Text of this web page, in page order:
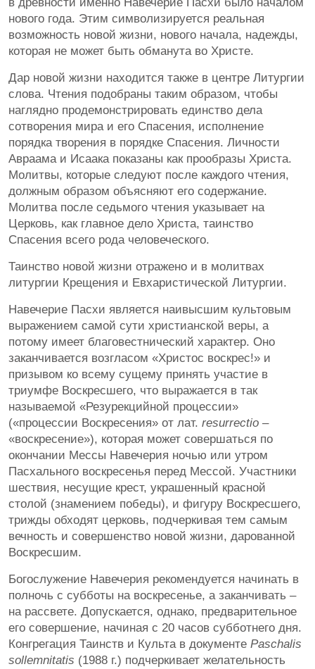
нового года. Этим символизируется реальная
возможность новой жизни, нового начала, надежды,
которая не может быть обманута во Христе.
Дар новой жизни находится также в центре Литургии
слова. Чтения подобраны таким образом, чтобы
наглядно продемонстрировать единство дела
сотворения мира и его Спасения, исполнение
порядка творения в порядке Спасения. Личности
Авраама и Исаака показаны как прообразы Христа.
Молитвы, которые следуют после каждого чтения,
должным образом объясняют его содержание.
Молитва после седьмого чтения указывает на
Церковь, как главное дело Христа, таинство
Спасения всего рода человеческого.
Таинство новой жизни отражено и в молитвах
литургии Крещения и Евхаристической Литургии.
Навечерие Пасхи является наивысшим культовым
выражением самой сути христианской веры, а
потому имеет благовестнический характер. Оно
заканчивается возгласом «Христос воскрес!» и
призывом ко всему сущему принять участие в
триумфе Воскресшего, что выражается в так
называемой «Резурекцийной процессии»
(«процессии Воскресения» от лат. resurrectio –
«воскресение»), которая может совершаться по
окончании Мессы Навечерия ночью или утром
Пасхального воскресенья перед Мессой. Участники
шествия, несущие крест, украшенный красной
столой (знамением победы), и фигуру Воскресшего,
трижды обходят церковь, подчеркивая тем самым
вечность и совершенство новой жизни, дарованной
Воскресшим.
Богослужение Навечерия рекомендуется начинать в
полночь с субботы на воскресенье, а заканчивать –
на рассвете. Допускается, однако, предварительное
его совершение, начиная с 20 часов субботнего дня.
Конгрегация Таинств и Культа в документе Paschalis
sollemnitatis (1988 г.) подчеркивает желательность